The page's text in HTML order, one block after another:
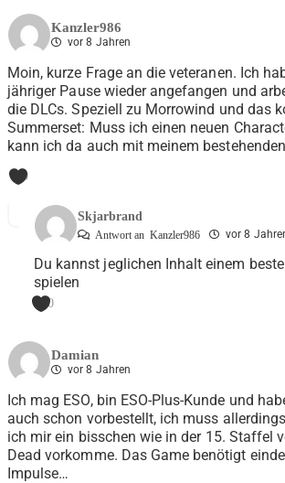
Kanzler986
vor 8 Jahren
Moin, kurze Frage an die veteranen. Ich
jähriger Pause wieder angefangen und
die DLCs. Speziell zu Morrowind und das
Summerset: Muss ich einen neuen
kann ich da auch mit meinem
0
Skjarbrand
Antwort an Kanzler986 vor 8
Du kannst jeglichen Inhalt einem
spielen
0
Damian
vor 8 Jahren
Ich mag ESO, bin ESO-Plus-Kunde und
auch schon vorbestellt, ich muss
ich mir ein bisschen wie in der 15. Staffel
Dead vorkomme. Das Game benötigt
Impulse…